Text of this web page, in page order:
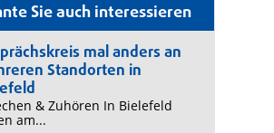
Sie auch interessieren
mal anders an
Standorten in
& Zuhören In Bielefeld
am...